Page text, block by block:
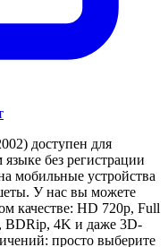
доступен для
языке без регистрации
мобильные устройства
У нас вы можете
качестве: HD 720p, Full
BDRip, 4K и даже 3D-
просто выберите